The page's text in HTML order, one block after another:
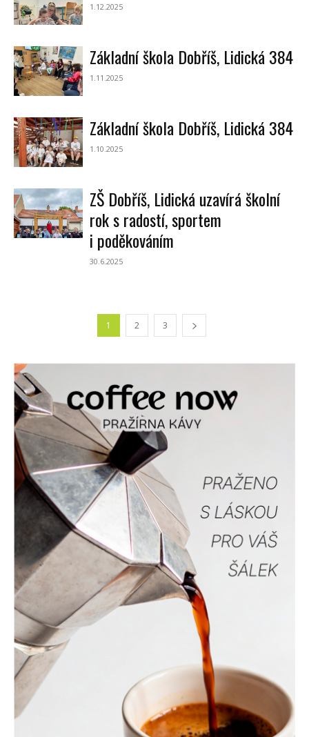
1.12.2025
Základní škola Dobříš, Lidická 384
1.11.2025
Základní škola Dobříš, Lidická 384
1.10.2025
ZŠ Dobříš, Lidická uzavírá školní
rok s radostí, sportem
i poděkováním
30.6.2025
1 2 3